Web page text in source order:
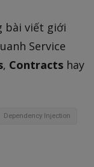
bài viết giới
Service
, Contractshay
Dependency Injection